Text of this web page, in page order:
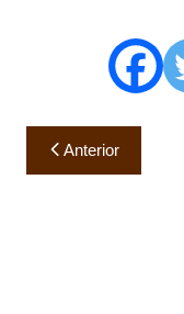
Navegación
de
Anterior